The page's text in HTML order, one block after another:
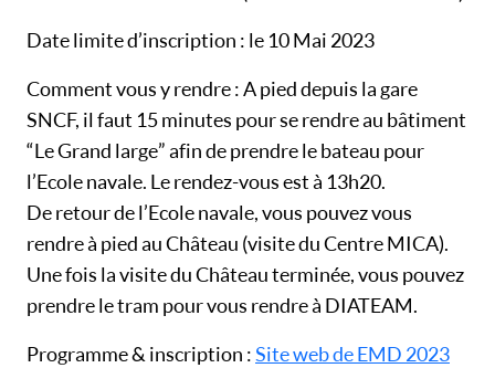
Date limite d’inscription : le 10 Mai 2023
Comment vous y rendre : A pied depuis la gare
SNCF, il faut 15 minutes pour se rendre au bâtiment
“Le Grand large” afin de prendre le bateau pour
l’Ecole navale. Le rendez-vous est à 13h20.
De retour de l’Ecole navale, vous pouvez vous
rendre à pied au Château (visite du Centre MICA).
Une fois la visite du Château terminée, vous pouvez
prendre le tram pour vous rendre à DIATEAM.
Programme & inscription :Site web de EMD 2023